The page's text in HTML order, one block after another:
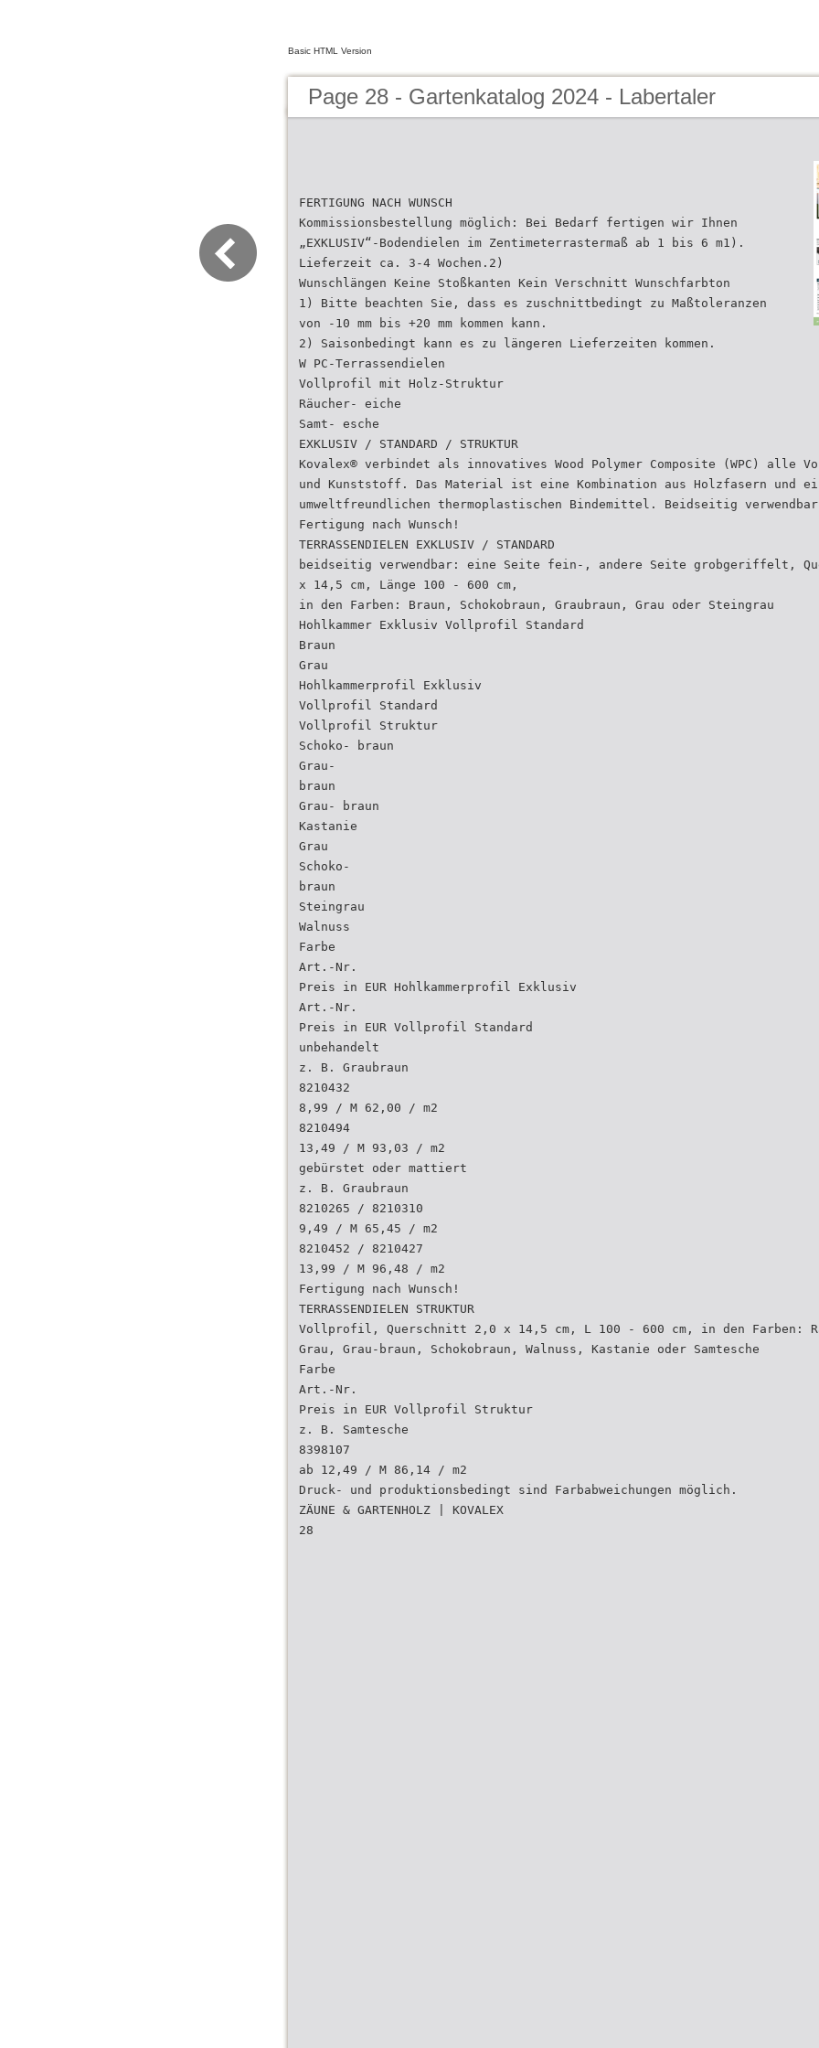
Basic HTML Version
Page 28 - Gartenkatalog 2024 - Labertaler
FERTIGUNG NACH WUNSCH
Kommissionsbestellung möglich: Bei Bedarf fertigen wir Ihnen
„EXKLUSIV“-Bodendielen im Zentimeterrastermaß ab 1 bis 6 m1).
Lieferzeit ca. 3-4 Wochen.2)
Wunschlängen Keine Stoßkanten Kein Verschnitt Wunschfarbton
1) Bitte beachten Sie, dass es zuschnittbedingt zu Maßtoleranzen
von -10 mm bis +20 mm kommen kann.
2) Saisonbedingt kann es zu längeren Lieferzeiten kommen.
W PC-Terrassendielen
Vollprofil mit Holz-Struktur
Räucher- eiche
Samt- esche
EXKLUSIV / STANDARD / STRUKTUR
Kovalex® verbindet als innovatives Wood Polymer Composite (WPC) alle
und Kunststoff. Das Material ist eine Kombination aus Holzfasern und
umweltfreundlichen thermoplastischen Bindemittel. Beidseitig
Fertigung nach Wunsch!
TERRASSENDIELEN EXKLUSIV / STANDARD
beidseitig verwendbar: eine Seite fein-, andere Seite grobgeriffelt,
x 14,5 cm, Länge 100 - 600 cm,
in den Farben: Braun, Schokobraun, Graubraun, Grau oder Steingrau
Hohlkammer Exklusiv Vollprofil Standard
Braun
Grau
Hohlkammerprofil Exklusiv
Vollprofil Standard
Vollprofil Struktur
Schoko- braun
Grau-
braun
Grau- braun
Kastanie
Grau
Schoko-
braun
Steingrau
Walnuss
Farbe
Art.-Nr.
Preis in EUR Hohlkammerprofil Exklusiv
Art.-Nr.
Preis in EUR Vollprofil Standard
unbehandelt
z. B. Graubraun
8210432
8,99 / M 62,00 / m2
8210494
13,49 / M 93,03 / m2
gebürstet oder mattiert
z. B. Graubraun
8210265 / 8210310
9,49 / M 65,45 / m2
8210452 / 8210427
13,99 / M 96,48 / m2
Fertigung nach Wunsch!
TERRASSENDIELEN STRUKTUR
Vollprofil, Querschnitt 2,0 x 14,5 cm, L 100 - 600 cm, in den Farben:
Grau, Grau-braun, Schokobraun, Walnuss, Kastanie oder Samtesche
Farbe
Art.-Nr.
Preis in EUR Vollprofil Struktur
z. B. Samtesche
8398107
ab 12,49 / M 86,14 / m2
Druck- und produktionsbedingt sind Farbabweichungen möglich.
ZÄUNE & GARTENHOLZ | KOVALEX
28